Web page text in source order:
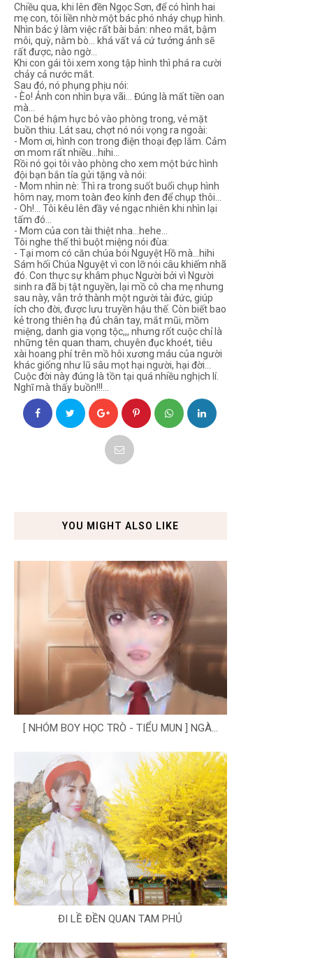
Chiều qua, khi lên đền Ngọc Sơn, để có hình hai
mẹ con, tôi liền nhờ một bác phó nháy chụp hình.
Nhìn bác ý làm việc rất bài bản: nheo mắt, bậm
môi, quỳ, nằm bò... khá vất vả cứ tưởng ảnh sẽ
rất được, nào ngờ...
Khi con gái tôi xem xong tập hình thì phá ra cười
chảy cả nước mắt.
Sau đó, nó phụng phịu nói:
- Èo! Ảnh con nhìn bựa vãi... Đúng là mất tiền oan
mà...
Con bé hậm hực bỏ vào phòng trong, vẻ mặt
buồn thiu. Lát sau, chợt nó nói vọng ra ngoài:
- Mom ơi, hình con trong điện thoại đẹp lắm. Cảm
ơn mom rất nhiều...hihi...
Rồi nó gọi tôi vào phòng cho xem một bức hình
đội bạn bắn tỉa gửi tặng và nói:
- Mom nhìn nè: Thì ra trong suốt buổi chụp hình
hôm nay, mom toàn đeo kính đen để chụp thôi...
- Oh!... Tôi kêu lên đầy vẻ ngạc nhiên khi nhìn lại
tấm đó...
- Mom của con tài thiệt nha...hehe...
Tôi nghe thế thì buột miệng nói đùa:
- Tại mom có căn chúa bói Nguyệt Hồ mà...hihi
Sám hối Chúa Nguyệt vì con lỡ nói câu khiếm nhã
đó. Con thực sự khâm phục Người bởi vì Người
sinh ra đã bị tật nguyền, lại mồ cô cha mẹ nhưng
sau này, vẫn trở thành một người tài đức, giúp
ích cho đời, được lưu truyền hậu thế. Còn biết bao
kẻ trong thiên hạ đủ chân tay, mắt mũi, mồm
miệng, danh gia vọng tộc,,, nhưng rốt cuộc chỉ là
những tên quan tham, chuyên đục khoét, tiêu
xài hoang phí trên mồ hôi xương máu của người
khác giống như lũ sâu mọt hại người, hại đời...
Cuộc đời này đúng là tồn tại quá nhiều nghịch lí.
Nghĩ mà thấy buồn!!!...
YOU MIGHT ALSO LIKE
[ NHÓM BOY HỌC TRÒ - TIỂU MUN ] NGÀ...
ĐI LỀ ĐỀN QUAN TAM PHỦ